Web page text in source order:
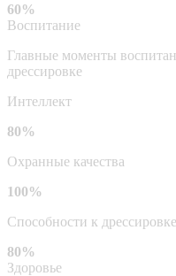
60%
Воспитание
Главные моменты
дрессировке
Интеллект
80%
Охранные качества
100%
Способности к дрессировке
80%
Здоровье